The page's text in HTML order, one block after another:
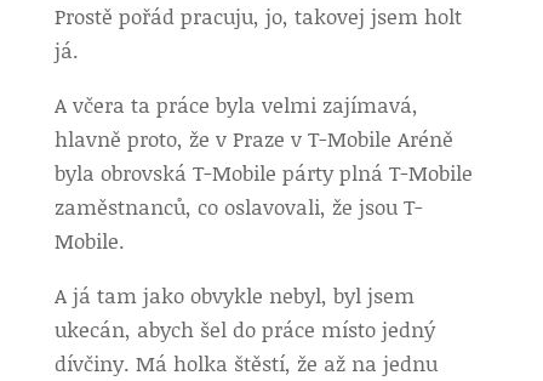
Prostě pořád pracuju, jo, takovej jsem holt
já.
A včera ta práce byla velmi zajímavá,
hlavně proto, že v Praze v T-Mobile Aréně
byla obrovská T-Mobile párty plná T-Mobile
zaměstnanců, co oslavovali, že jsou T-
Mobile.
A já tam jako obvykle nebyl, byl jsem
ukecán, abych šel do práce místo jedný
dívčiny. Má holka štěstí, že až na jednu